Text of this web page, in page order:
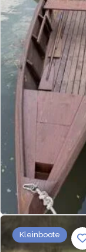
Kleinboote